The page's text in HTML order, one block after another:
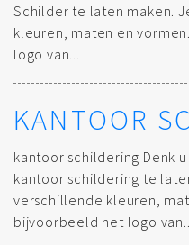
Schilder te laten maken.
kleuren, maten en
logo van...
KANTOOR
kantoor schildering Denk
kantoor schildering te
verschillende kleuren,
bijvoorbeeld het logo van...